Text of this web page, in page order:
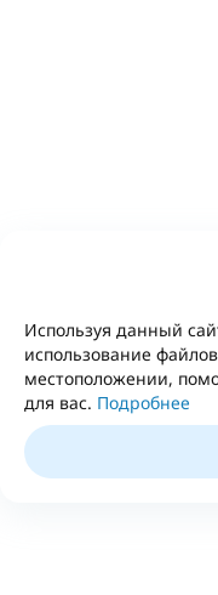
Используя данный
использование
местоположении,
для вас. Подробнее